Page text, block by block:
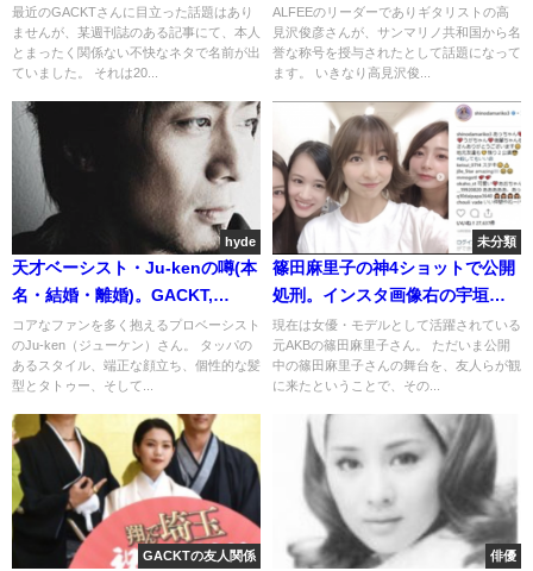
宅に来た女
最近のGACKTさんに目立った話題はあり
ませんが、某週刊誌のある記事にて、本人
とまったく関係ない不快なネタで名前が出
ていました。 それは20...
由。なぜ？
ALFEEのリーダーでありギタリストの高
見沢俊彦さんが、サンマリノ共和国から名
誉な称号を授与されたとして話題になって
ます。 いきなり高見沢俊...
hyde
天才ベーシスト・Ju-kenの噂(本
名・結婚・離婚)。GACKT,
hyde,布袋のｻﾎﾟﾒﾝ
コアなファンを多く抱えるプロベーシスト
のJu-ken（ジューケン）さん。 タッパの
あるスタイル、端正な顔立ち、個性的な髪
型とタトゥー、そして...
未分類
篠田麻里子の神4ショットで公開
処刑。インスタ画像右の宇垣美
里
現在は女優・モデルとして活躍されている
元AKBの篠田麻里子さん。 ただいま公開
中の篠田麻里子さんの舞台を、友人らが観
に来たということで、その...
GACKTの友人関係 俳優